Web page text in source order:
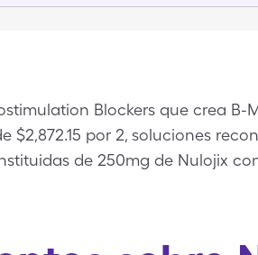
Blockers que crea B-
por 2, soluciones
de 250mg de Nulojix